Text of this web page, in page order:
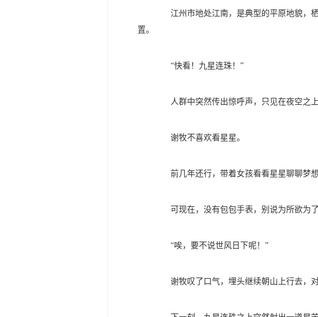
江州市地处江南，是典型的平原地貌，栖
置。
“快看！九星连珠！”
人群中突然传出惊呼声，只见在夜空之上
谢牧不喜欢看星星。
前几年还行，带着女孩看看星星聊聊梦想
可现在，没有包包手表，别说为所欲为了
“唉，要不说世风日下呢！”
谢牧叹了口气，埋头继续朝山上行去，对